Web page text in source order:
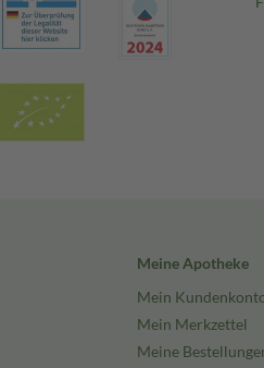
Meine Apotheke
Mein
Mein Merkzettel
Meine